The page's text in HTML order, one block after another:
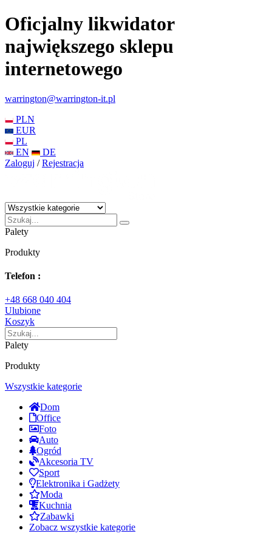
Oficjalny likwidator
największego sklepu
internetowego
warrington@warrington-it.pl
PLN
EUR
PL
EN
DE
Zaloguj / Rejestracja
Palety
Produkty
Telefon :
+48 668 040 404
Ulubione
Koszyk
Palety
Produkty
Wszystkie kategorie
Dom
Office
Foto
Auto
Ogród
Akcesoria TV
Sport
Elektronika i Gadżety
Moda
Kuchnia
Zabawki
Zobacz wszystkie kategorie